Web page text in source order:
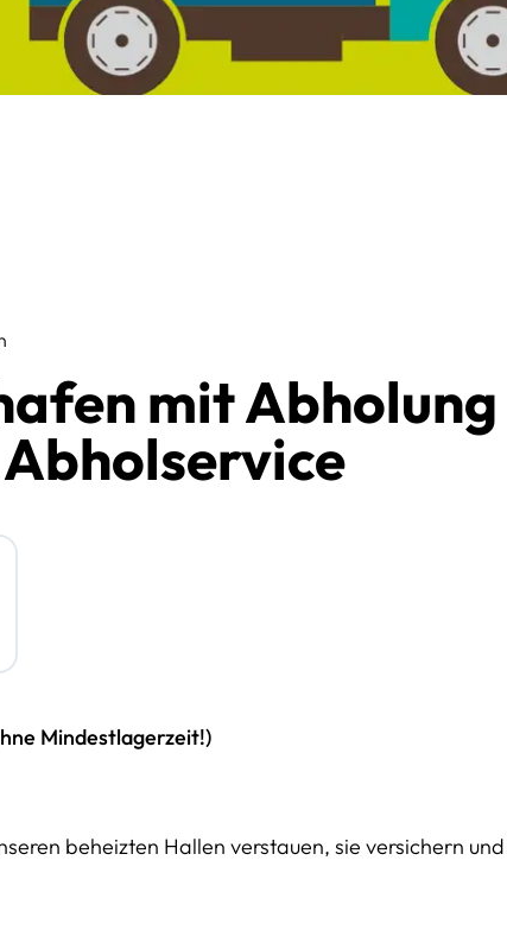
mit
Mindestlagerzeit!)
beheizten Hallen verstauen, sie versichern